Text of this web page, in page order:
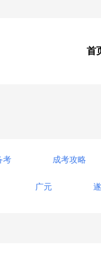
首
考 成考攻略
广元